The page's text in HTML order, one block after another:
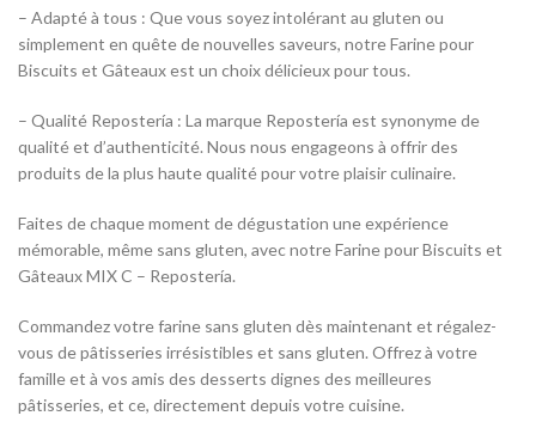
– Adapté à tous : Que vous soyez intolérant au gluten ou
simplement en quête de nouvelles saveurs, notre Farine pour
Biscuits et Gâteaux est un choix délicieux pour tous.
– Qualité Repostería : La marque Repostería est synonyme de
qualité et d’authenticité. Nous nous engageons à offrir des
produits de la plus haute qualité pour votre plaisir culinaire.
Faites de chaque moment de dégustation une expérience
mémorable, même sans gluten, avec notre Farine pour Biscuits et
Gâteaux MIX C – Repostería.
Commandez votre farine sans gluten dès maintenant et régalez-
vous de pâtisseries irrésistibles et sans gluten. Offrez à votre
famille et à vos amis des desserts dignes des meilleures
pâtisseries, et ce, directement depuis votre cuisine.